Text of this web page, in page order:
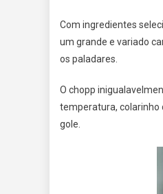
Com ingredientes
um grande e variado
os paladares.
O chopp
temperatura, colarinho
gole.